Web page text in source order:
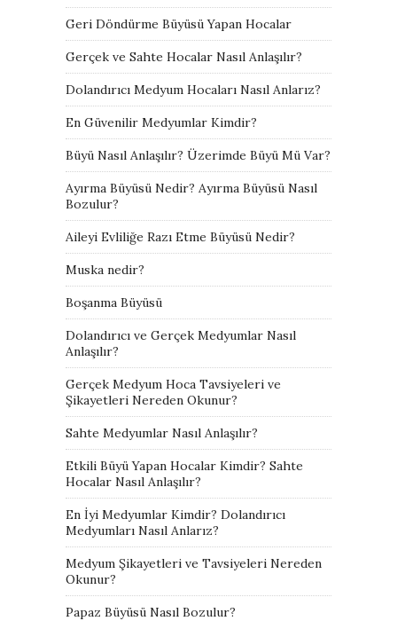
Geri Döndürme Büyüsü Yapan Hocalar
Gerçek ve Sahte Hocalar Nasıl Anlaşılır?
Dolandırıcı Medyum Hocaları Nasıl Anlarız?
En Güvenilir Medyumlar Kimdir?
Büyü Nasıl Anlaşılır? Üzerimde Büyü Mü Var?
Ayırma Büyüsü Nedir? Ayırma Büyüsü Nasıl
Bozulur?
Aileyi Evliliğe Razı Etme Büyüsü Nedir?
Muska nedir?
Boşanma Büyüsü
Dolandırıcı ve Gerçek Medyumlar Nasıl
Anlaşılır?
Gerçek Medyum Hoca Tavsiyeleri ve
Şikayetleri Nereden Okunur?
Sahte Medyumlar Nasıl Anlaşılır?
Etkili Büyü Yapan Hocalar Kimdir? Sahte
Hocalar Nasıl Anlaşılır?
En İyi Medyumlar Kimdir? Dolandırıcı
Medyumları Nasıl Anlarız?
Medyum Şikayetleri ve Tavsiyeleri Nereden
Okunur?
Papaz Büyüsü Nasıl Bozulur?